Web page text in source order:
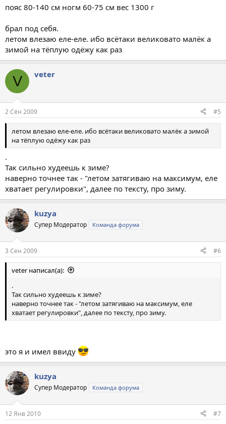
пояс 80-140 см ногм 60-75 см вес 1300 г
брал под себя.
летом влезаю еле-еле. ибо всётаки великовато малёк а
зимой на тёплую одёжу как раз
V veter
2 Сен 2009 #5
летом влезаю еле-еле. ибо всётаки великовато малёк а зимой
на тёплую одёжу как раз
.
Так сильно худеешь к зиме?
наверно точнее так - "летом затягиваю на максимум, еле
хватает регулировки", далее по тексту, про зиму.
kuzya
Супер Модератор Команда форума
3 Сен 2009 #6
veter написал(а):
.
Так сильно худеешь к зиме?
наверно точнее так - "летом затягиваю на максимум, еле
хватает регулировки", далее по тексту, про зиму.
это я и имел ввиду
kuzya
Супер Модератор Команда форума
12 Янв 2010 #7